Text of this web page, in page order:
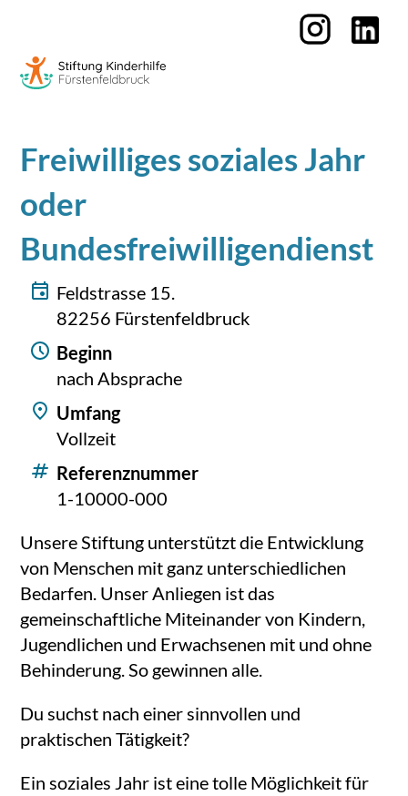
Freiwilliges soziales Jahr
oder
Bundesfreiwilligendienst
Feldstrasse 15.
82256 Fürstenfeldbruck
Beginn
nach Absprache
Umfang
Vollzeit
Referenznummer
1-10000-000
Unsere Stiftung unterstützt die Entwicklung
von Menschen mit ganz unterschiedlichen
Bedarfen. Unser Anliegen ist das
gemeinschaftliche Miteinander von Kindern,
Jugendlichen und Erwachsenen mit und ohne
Behinderung. So gewinnen alle.
Du suchst nach einer sinnvollen und
praktischen Tätigkeit?
Ein soziales Jahr ist eine tolle Möglichkeit für